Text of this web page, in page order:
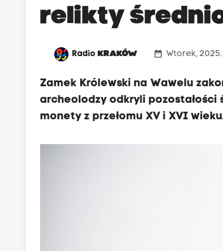
relikty
RadioKRAKÓW date_range Wtorek,
Zamek Królewski na Wawelu
archeolodzy odkryli pozostałości
monety z przełomu XV i XVI